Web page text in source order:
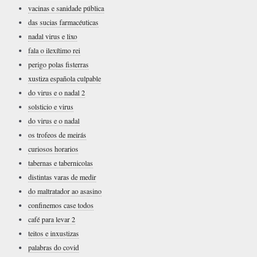
vacinas e sanidade pública
das sucias farmacéuticas
nadal virus e lixo
fala o ilexítimo rei
perigo polas fisterras
xustiza española culpable
do virus e o nadal 2
solsticio e virus
do virus e o nadal
os trofeos de meirás
curiosos horarios
tabernas e tabernicolas
distintas varas de medir
do maltratador ao asasino
confinemos case todos
café para levar 2
teitos e inxustizas
palabras do covid